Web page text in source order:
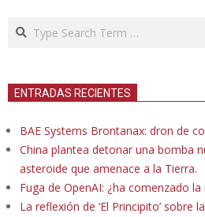
Search
ENTRADAS RECIENTES
BAE Systems Brontanax: dron de
China plantea detonar una bomba
asteroide que amenace a la Tierra.
Fuga de OpenAI: ¿ha comenzado
La reflexión de ‘El Principito’ sobre